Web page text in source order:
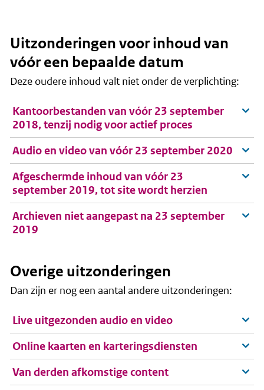
Uitzonderingen voor inhoud van
vóór een bepaalde datum
Deze oudere inhoud valt niet onder de verplichting:
Kantoorbestanden van vóór 23 september
2018, tenzij nodig voor actief proces
Audio en video van vóór 23 september 2020
Afgeschermde inhoud van vóór 23
september 2019, tot site wordt herzien
Archieven niet aangepast na 23 september
2019
Overige uitzonderingen
Dan zijn er nog een aantal andere uitzonderingen:
Live uitgezonden audio en video
Online kaarten en karteringsdiensten
Van derden afkomstige content